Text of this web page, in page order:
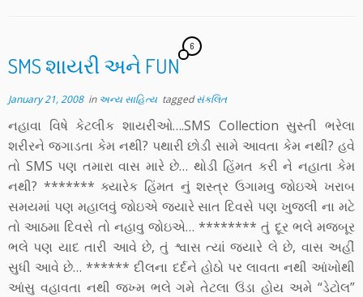
SMS શાયરી અને FUN
6
January 21, 2008in અન્ય સાહિત્ય taggedસંકલિત
નહાવા વિષે કેટલીક શાયરીઓ….SMS Collection સુસ્તી ભરેલા
શરીરને જગાડતા કેમ નથી? પથારી છોડી સામે આવતા કેમ નથી? હવે
તો SMS પણ તમારા વાસ મારે છે… થોડી હિંમત કરી ને નહાતા કેમ
નથી? ******* ક્યારેક હિંમત નું શસ્ત્ર ઉગામવુ જોઇએ ખરાબ
સમયમાં પણ મહાલવું જોઇએ જ્યારે સાત દિવસે પણ ખુજલી ના મટે
તો આઠમા દિવસે તો નહાવુ જોઇએ… ******** તું દૂર ભલે મજબૂર
ભલે પણ યાદ તારી આવે છે, તું શ્વાસ ત્યાં જ્યારે લે છે, વાસ અહીં
સુધી આવે છે… ****** દીલના દર્દને હોઠો પર લાવતા નથી આંખોથી
આંસુ વહાવતા નથી જખ્મ ભલે ગમે તેટલા ઉંડા હોય અમે “ડેટોલ”